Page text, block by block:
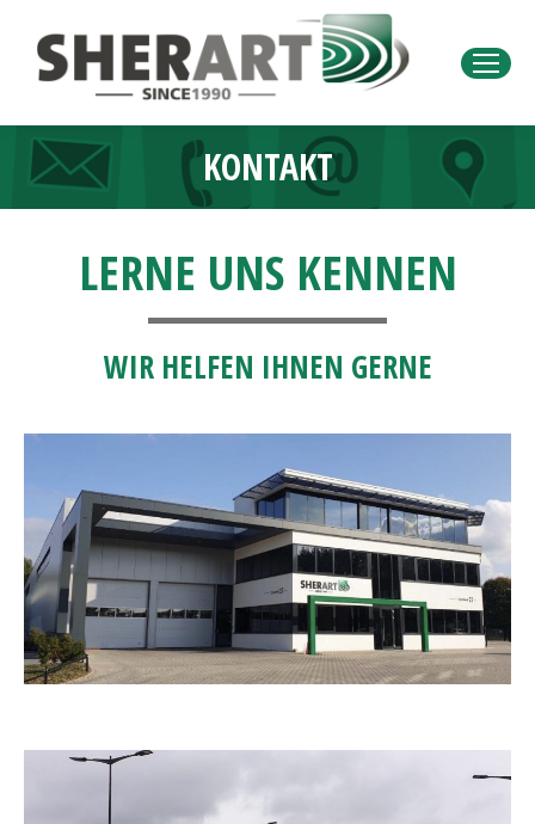
KONTAKT
Sie befinden sich hier:
LERNE UNS KENNEN
WIR HELFEN IHNEN GERNE